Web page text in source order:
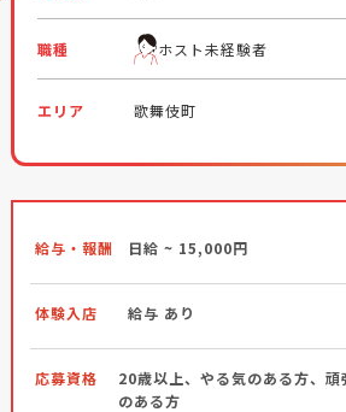
職種 ホスト未経験者
エリア 歌舞伎町
給与・報酬 日給 ~ 15,000円
体験入店 給与 あり
応募資格
20歳以上、やる気のある方、
のある方